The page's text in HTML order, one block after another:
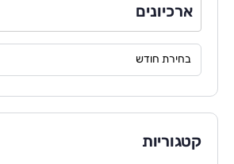
ארכיונים
קטגוריות